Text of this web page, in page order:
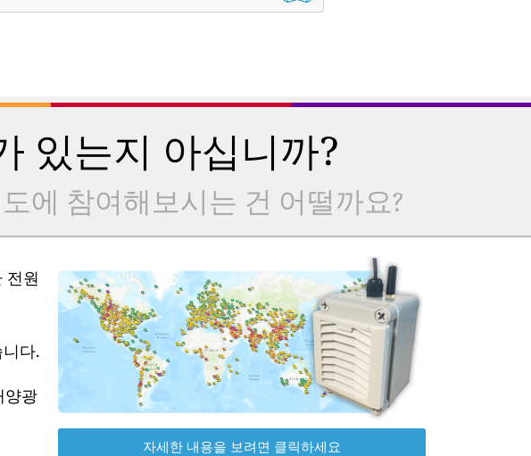
있는지 아십니까?
에 참여해보시는 건 어떨까요?
전원
다.
양광
자세한 내용을 보려면 클릭하세요